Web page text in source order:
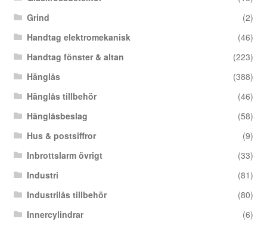
Grind
(2)
Handtag elektromekanisk
(46)
Handtag fönster & altan
(223)
Hänglås
(388)
Hänglås tillbehör
(46)
Hänglåsbeslag
(58)
Hus & postsiffror
(9)
Inbrottslarm övrigt
(33)
Industri
(81)
Industrilås tillbehör
(80)
Innercylindrar
(6)